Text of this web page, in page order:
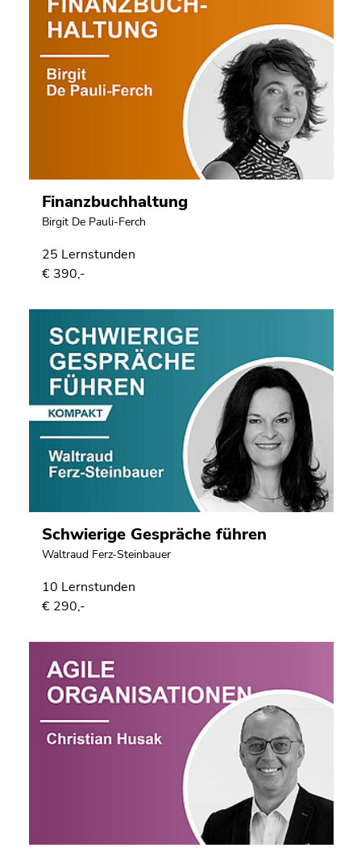
Finanzbuchhaltung
Birgit De Pauli-Ferch
25 Lernstunden
€ 390,-
Schwierige Gespräche führen
Waltraud Ferz-Steinbauer
10 Lernstunden
€ 290,-